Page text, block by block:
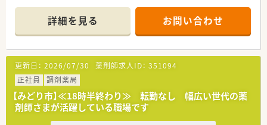
るなど
活躍の場が広がる環境です。キャリアアップ志向の方にお勧
めです。
■全店舗で電子薬歴を導入しています。
安心かつ効率よく業務に専念できる環境です。
詳細を見る お問い合わせ
更新日： 2026/07/30 薬剤師求人ID： 351094
正社員
調剤薬局
【みどり市】≪18時半終わり≫ 転勤なし 幅広い世代の薬
剤師さまが活躍している職場です